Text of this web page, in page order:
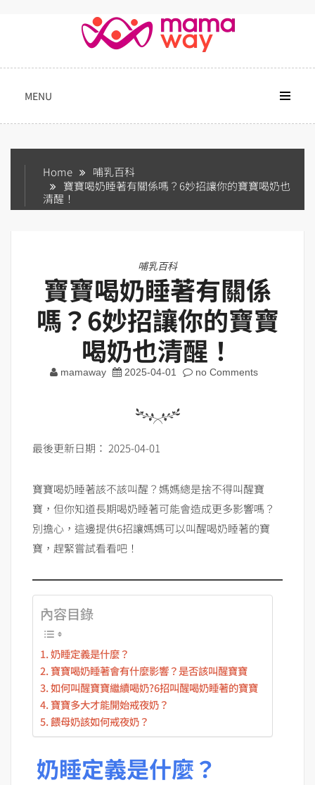
MENU
Home
哺乳百科
寶寶喝奶睡著有關係嗎？6妙招讓你的寶寶喝奶也
清醒！
哺乳百科
寶寶喝奶睡著有關係
嗎？6妙招讓你的寶寶
喝奶也清醒！
mamaway 2025-04-01 no Comments
最後更新日期： 2025-04-01
寶寶喝奶睡著該不該叫醒？媽媽總是捨不得叫醒寶
寶，但你知道長期喝奶睡著可能會造成更多影響嗎？
別擔心，這邊提供6招讓媽媽可以叫醒喝奶睡著的寶
寶，趕緊嘗試看看吧！
內容目錄
奶睡定義是什麼？
寶寶喝奶睡著會有什麼影響？是否該叫醒寶寶
如何叫醒寶寶繼續喝奶?6招叫醒喝奶睡著的寶寶
寶寶多大才能開始戒夜奶？
餵母奶該如何戒夜奶？
奶睡定義是什麼？